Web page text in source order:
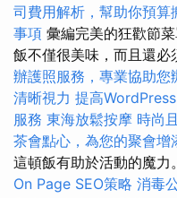
司費用解析，幫助你預算
事項 彙編完美的狂歡節
飯不僅很美味，而且還必
辦護照服務，專業協助您
清晰視力 提高
服務 東海放鬆按摩 時尚
茶會點心，為您的聚會增
這頓飯有助於活動的魔力
On Page SEO策略 消毒